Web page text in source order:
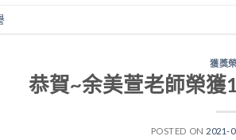
獲獎
恭賀~余美萱老師榮
POSTED ON 2021-